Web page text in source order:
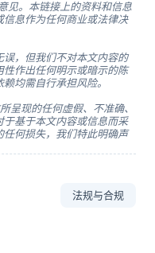
见。本链接上的资料和信息
信息作为任何商业或法律决
，但我们不对本文内容的
性作出任何明示或暗示的陈
均需自行承担风险。
呈现的任何虚假、不准确、
基于本文内容或信息而采
何损失，我们特此明确声
法规与合规